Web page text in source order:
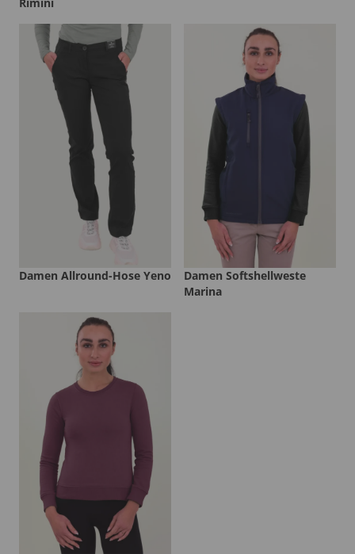
Rimini
Damen Allround-Hose Yeno
Damen Softshellweste
Marina